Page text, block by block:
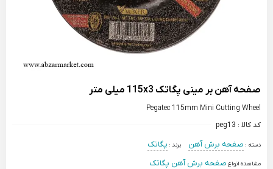
صفحه آهن بر مینی پگاتک 115x3 میلی متر
Pegatec 115mm Mini Cutting Wheel
کد کالا : peg13
دسته : صفحه برش آهن برند : پگاتک
مشاهده انواع صفحه برش آهن پگاتک